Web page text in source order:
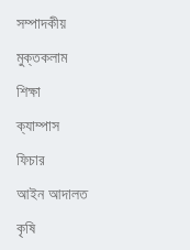
সম্পাদকীয়
মুক্তকলাম
শিক্ষা
ক্যাম্পাস
ফিচার
আইন আদালত
কৃষি